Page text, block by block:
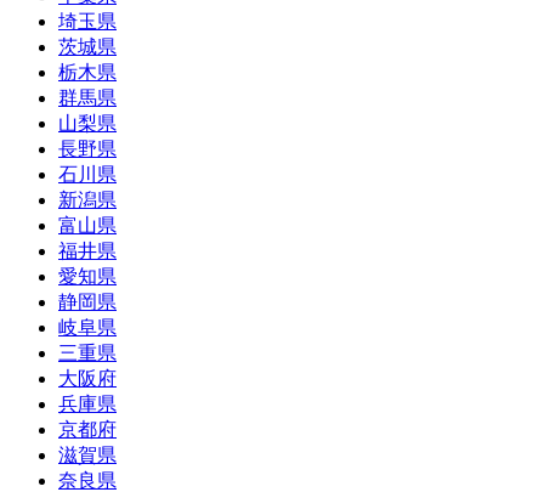
埼玉県
茨城県
栃木県
群馬県
山梨県
長野県
石川県
新潟県
富山県
福井県
愛知県
静岡県
岐阜県
三重県
大阪府
兵庫県
京都府
滋賀県
奈良県